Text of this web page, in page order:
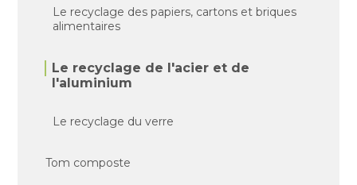
Le recyclage des papiers, cartons et briques
alimentaires
Le recyclage de l'acier et de
l'aluminium
Le recyclage du verre
Tom composte